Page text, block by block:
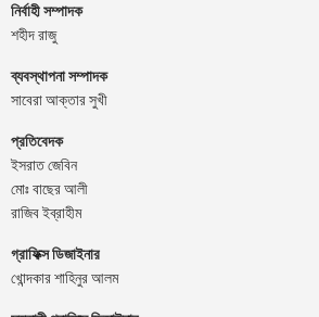
নির্বাহী সম্পাদক
শহীদ রাজু
ব্যবস্থাপনা সম্পাদক
সাবেরা আক্তার সুখী
প্রতিবেদক
ইসরাত জেবিন
মোঃ বাছের আলী
রাজিব ইব্রাহীম
গ্রাফিক্স ডিজাইনার
খোন্দকার শাহিনুর আলম